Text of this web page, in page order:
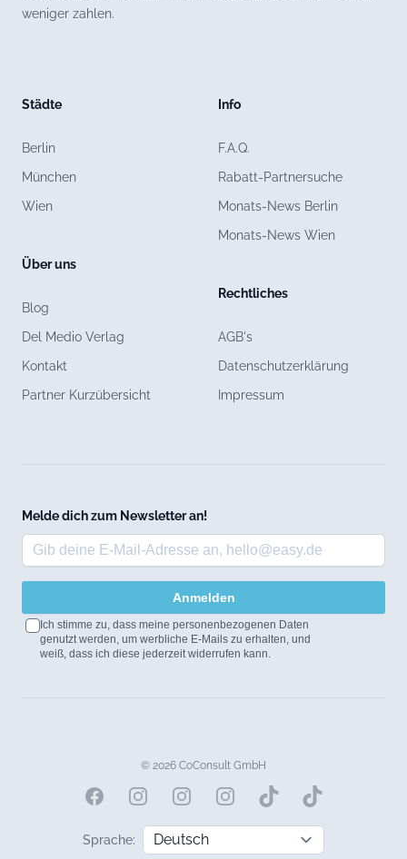
weniger zahlen.
Städte
Berlin
München
Wien
Über uns
Blog
Del Medio Verlag
Kontakt
Partner Kurzübersicht
Info
F.A.Q.
Rabatt-Partnersuche
Monats-News Berlin
Monats-News Wien
Rechtliches
AGB's
Datenschutzerklärung
Impressum
Melde dich zum Newsletter an!
Anmelden
Ich stimme zu, dass meine personenbezogenen Daten
genutzt werden, um werbliche E-Mails zu erhalten, und
weiß, dass ich diese jederzeit widerrufen kann.
© 2026 CoConsult GmbH
FacebookInstagramInstagramInstagram
Sprache: